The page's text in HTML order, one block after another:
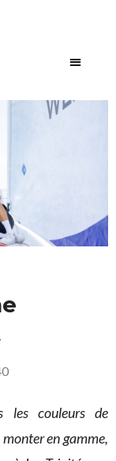
les couleurs de
en gamme,